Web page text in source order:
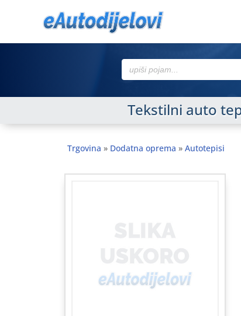
Search
for:
Tekstilni auto
Trgovina » Dodatna oprema »Autotepisi